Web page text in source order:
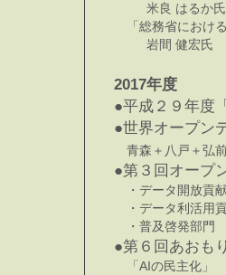
米良 はるか氏
「総務省におけ
岩間 健宏氏 総
2017年度
●平成２９年度
●世界オープン
青森＋ 八戸＋弘
●第３回オープ
・データ開放
・データ利活用
・普及啓
●第６回あおも
「AIの民主化」